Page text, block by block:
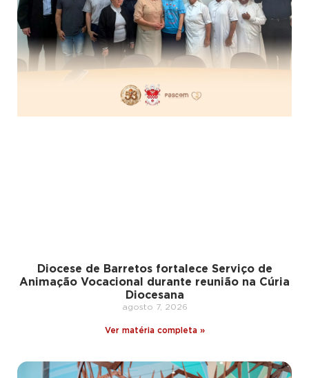
Diocese de Barretos fortalece Serviço de
Animação Vocacional durante reunião na Cúria
Diocesana
agosto 7, 2026
Ver matéria completa »